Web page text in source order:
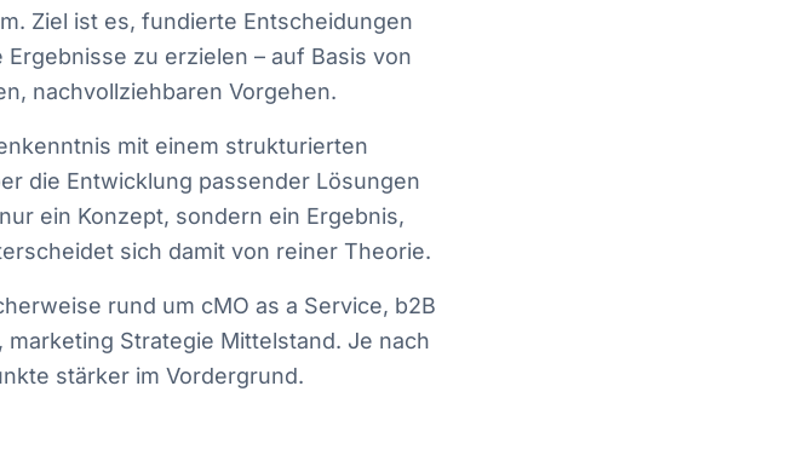
Ziel ist es, fundierte Entscheidungen
zu erzielen – auf Basis von
nachvollziehbaren Vorgehen.
mit einem strukturierten
die Entwicklung passender Lösungen
ein Konzept, sondern ein Ergebnis,
sich damit von reiner Theorie.
rund um cMO as a Service, b2B
Strategie Mittelstand. Je nach
stärker im Vordergrund.